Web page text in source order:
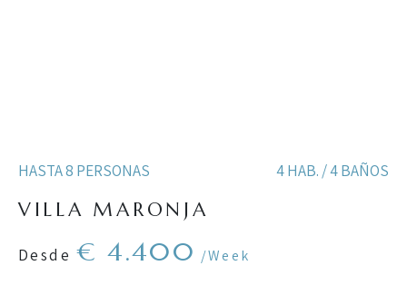
HASTA 8 PERSONAS 4 HAB. / 4 BAÑOS
VILLA MARONJA
Desde € 4.400 /Week